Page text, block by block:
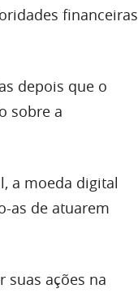
financeiras
depois que o
sobre a
a moeda digital
as de atuarem
suas ações na